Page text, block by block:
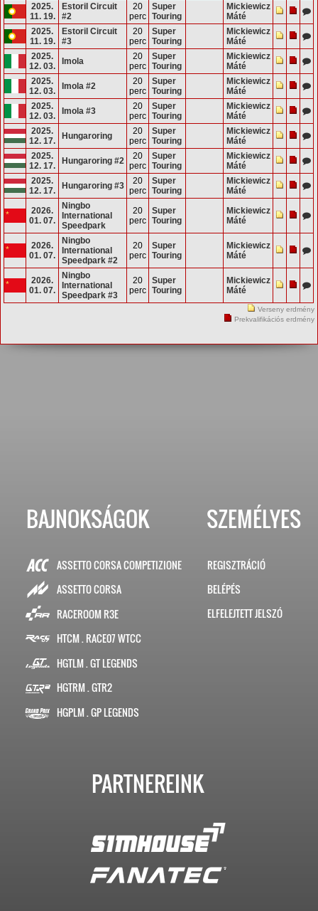
2025.
11. 19.
Estoril Circuit
#2
20
perc
Super
Touring
Mickiewicz
Máté
2025.
11. 19.
Estoril Circuit
#3
20
perc
Super
Touring
Mickiewicz
Máté
2025.
12. 03.
Imola
20
perc
Super
Touring
Mickiewicz
Máté
2025.
12. 03.
Imola #2
20
perc
Super
Touring
Mickiewicz
Máté
2025.
12. 03.
Imola #3
20
perc
Super
Touring
Mickiewicz
Máté
2025.
12. 17.
Hungaroring
20
perc
Super
Touring
Mickiewicz
Máté
2025.
12. 17.
Hungaroring #2
20
perc
Super
Touring
Mickiewicz
Máté
2025.
12. 17.
Hungaroring #3
20
perc
Super
Touring
Mickiewicz
Máté
2026.
01. 07.
Ningbo
International
Speedpark
20
perc
Super
Touring
Mickiewicz
Máté
2026.
01. 07.
Ningbo
International
Speedpark #2
20
perc
Super
Touring
Mickiewicz
Máté
2026.
01. 07.
Ningbo
International
Speedpark #3
20
perc
Super
Touring
Mickiewicz
Máté
Verseny erdmény
Prekvalifikációs erdmény
BAJNOKSÁGOK
ASSETTO CORSA COMPETIZIONE
ASSETTO CORSA
RACEROOM R3E
HTCM . RACE07 WTCC
HGTLM . GT LEGENDS
HGTRM . GTR2
HGPLM . GP LEGENDS
SZEMÉLYES
REGISZTRÁCIÓ
BELÉPÉS
ELFELEJTETT JELSZÓ
PARTNEREINK